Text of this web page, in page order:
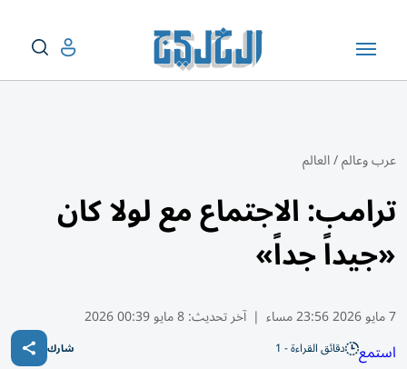
عرب وعالم/العالم
ترامب: الاجتماع مع لولا كان
«جيداً جداً»
7 مايو 2026 23:56 مساء | آخر تحديث:8 مايو 00:39 2026
استمع دقائق القراءة - 1 شارك